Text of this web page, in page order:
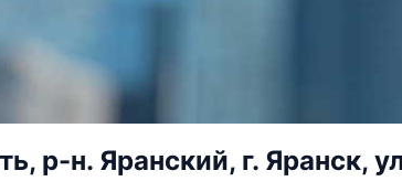
р-н. Яранский, г. Яранск,